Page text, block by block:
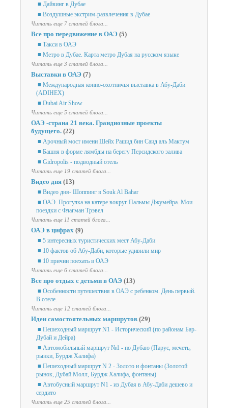
■ Дайвинг в Дубае
■ Воздушные экстрим-развлечения в Дубае
Читать еще 7 статей блога...
Все про передвижение в ОАЭ (5)
■ Такси в ОАЭ
■ Метро в Дубае. Карта метро Дубая на русском языке
Читать еще 3 статей блога...
Выставки в ОАЭ (7)
■ Международная конно-охотничья выставка в Абу-Даби
(ADIHEX)
■ Dubai Air Show
Читать еще 5 статей блога...
ОАЭ -страна 21 века. Грандиозные проекты
будущего. (22)
■ Арочный мост имени Шейх Рашид бин Саид аль Мактум
■ Башня в форме лямбды на берегу Персидского залива
■ Gidropolis - подводный отель
Читать еще 19 статей блога...
Видео дня (13)
■ Видео дня- Шоппинг в Souk Al Bahar
■ ОАЭ. Прогулка на катере вокруг Пальмы Джумейра. Мои
поездки с Флагман Трэвел
Читать еще 11 статей блога...
ОАЭ в цифрах (9)
■ 5 интересных туристических мест Абу-Даби
■ 10 фактов об Абу-Даби, которые удивили мир
■ 10 причин поехать в ОАЭ
Читать еще 6 статей блога...
Все про отдых с детьми в ОАЭ (13)
■ Особенности путешествия в ОАЭ с ребенком. День первый.
В отеле.
Читать еще 12 статей блога...
Идеи самостоятельных маршрутов (29)
■ Пешеходный маршрут N1 - Исторический (по районам Бар-
Дубай и Дейра)
■ Автомобильный маршрут №1 - по Дубаю (Парус, мечеть,
рынки, Бурдж Халифа)
■ Пешеходный маршрут N 2 - Золото и фонтаны (Золотой
рынок, Дубай Молл, Бурдж Халифа, фонтаны)
■ Автобусный маршрут N1 - из Дубая в Абу-Даби дешево и
сердито
Читать еще 25 статей блога...